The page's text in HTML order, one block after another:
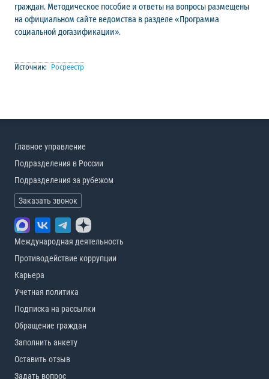
граждан. Методическое пособие и ответы на вопросы размещены
на официальном сайте ведомства в разделе «Программа
социальной догазификации».
Источник: Росреестр
Главное управление
Подразделения в России
Подразделения за рубежом
Заказать звонок
Международная деятельность
Противодействие коррупции
Карьера
Учетная политика
Подписка на рассылки
Обращение граждан
Заполнить анкету
Оставить отзыв
Задать вопрос